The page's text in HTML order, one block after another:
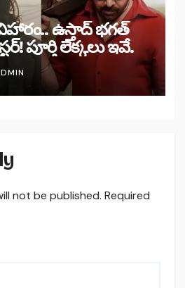
ఉస్తాద్ భగత్
పూర్తి లెక్కలు ఇవే.
not be published. Required